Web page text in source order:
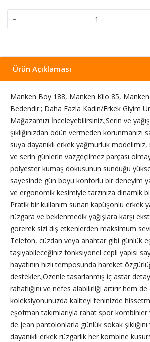
-
Ürün Açıklaması
Manken Boy 188, Manken Kilo 85,
Bedendir.; Daha Fazla Kadın/Erkek Giyim
Mağazamızı İnceleyebilirsiniz.;Serin ve
şıklığınızdan ödün vermeden korunmanızı
suya dayanıklı erkek yağmurluk
ve serin günlerin vazgeçilmez parçası
polyester kumaş dokusunun sunduğu
sayesinde gün boyu konforlu bir deneyim
ve ergonomik kesimiyle tarzınıza dinamik
Pratik bir kullanım sunan kapüşonlu erkek
rüzgara ve beklenmedik yağışlara karşı
görerek sizi dış etkenlerden maksimum
Telefon, cüzdan veya anahtar gibi günlük
taşıyabileceğiniz fonksiyonel cepli yapısı
hayatının hızlı temposunda hareket
destekler.;Özenle tasarlanmış iç astar
rahatlığını ve nefes alabilirliği artırır hem
koleksiyonunuzda kaliteyi teninizde
eşofman takımlarıyla rahat spor kombinler
de jean pantolonlarla günlük sokak şıklığını
dayanıklı erkek rüzgarlık her kombine